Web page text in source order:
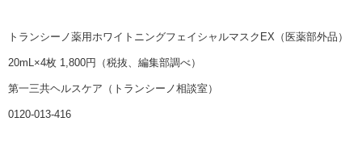
トランシーノ薬用ホワイトニングフェイシャルマスクEX（医薬部外品）
20mL×4枚 1,800円（税抜、編集部調べ）
第一三共ヘルスケア（トランシーノ相談室）
0120-013-416